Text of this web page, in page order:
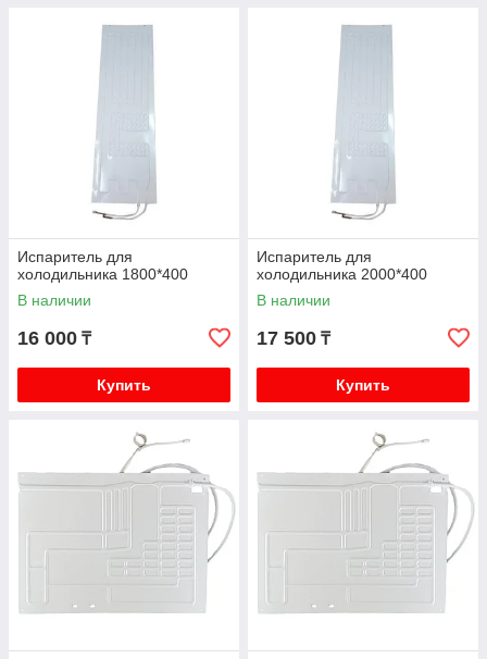
Испаритель для
холодильника 1800*400
В наличии
16 000 ₸
Купить
Испаритель для
холодильника 2000*400
В наличии
17 500 ₸
Купить